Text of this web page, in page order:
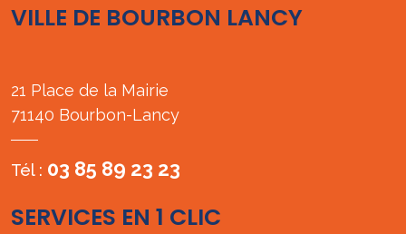
VILLE DE BOURBON LANCY
21 Place de la Mairie
71140 Bourbon-Lancy
Tél : 03 85 89 23 23
SERVICES EN 1 CLIC